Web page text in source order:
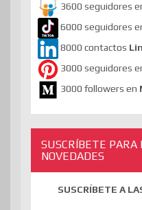
3600 seguidores
6000 seguidores
8000 contactos
3000 seguidores
3000 followers en
SUSCRÍBETE PARA
NOVEDADES
SUSCRÍBETE A